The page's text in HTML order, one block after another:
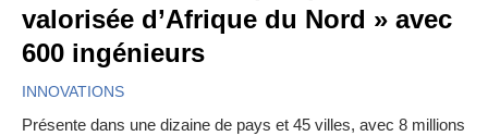
valorisée d’Afrique du Nord » avec
600 ingénieurs
INNOVATIONS
Présente dans une dizaine de pays et 45 villes, avec 8 millions